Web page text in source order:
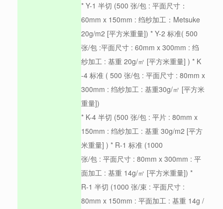
* Y-1 半切 (500 张/包 : 平面尺寸：
60mm x 150mm : 绉纱加工：Metsuke
20g/m2 [平方米重量]) * Y-2 标准( 500
张/包 :平面尺寸 : 60mm x 300mm : 绉
纱加工 : 基重 20g/㎡ [平方米重量] ) * K
-4 标准 ( 500 张/包 : 平面尺寸 : 80mm x
300mm : 绉纱加工 : 基重30g/㎡ [平方米
重量])
* K-4 半切 (500 张/包 : 平片 : 80mm x
150mm : 绉纱加工 : 基重 30g/m2 [平方
米重量] ) * R-1 标准 (1000
张/包 : 平面尺寸 : 80mm x 300mm : 平
面加工 : 基重 14g/㎡ [平方米重量]) *
R-1 半切 (1000 张/束 : 平面尺寸 :
80mm x 150mm : 平面加工 : 基重 14g /